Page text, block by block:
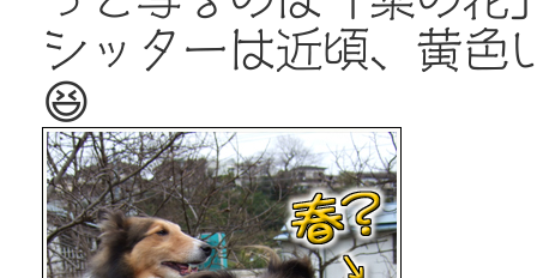
シッターは近頃、黄色
😆